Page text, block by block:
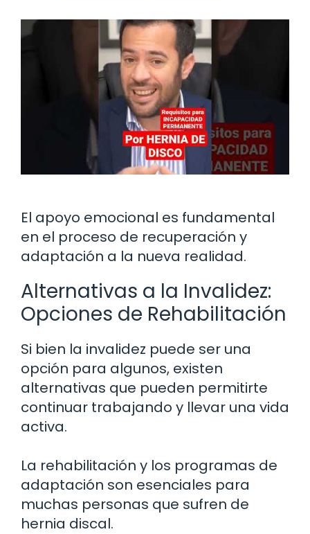
El apoyo emocional es fundamental
en el proceso de recuperación y
adaptación a la nueva realidad.
Alternativas a la Invalidez:
Opciones de Rehabilitación
Si bien la invalidez puede ser una
opción para algunos, existen
alternativas que pueden permitirte
continuar trabajando y llevar una vida
activa.
La rehabilitación y los programas de
adaptación son esenciales para
muchas personas que sufren de
hernia discal.